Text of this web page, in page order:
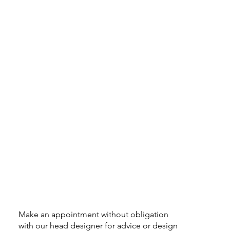
Make an appointment without obligation
with our head designer for advice or design